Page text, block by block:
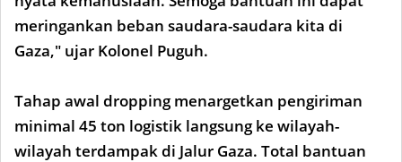
meringankan beban saudara-saudara kita di
Gaza," ujar Kolonel Puguh.
Tahap awal dropping menargetkan pengiriman
minimal 45 ton logistik langsung ke wilayah-
wilayah terdampak di Jalur Gaza. Total bantuan